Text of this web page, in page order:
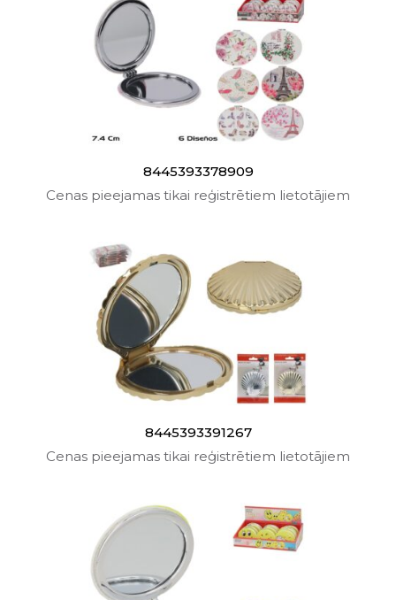
8445393378909
Cenas pieejamas tikai reģistrētiem lietotājiem
8445393391267
Cenas pieejamas tikai reģistrētiem lietotājiem